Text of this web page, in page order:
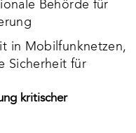
Behörde für
in Mobilfunknetzen,
Sicherheit für
kritischer